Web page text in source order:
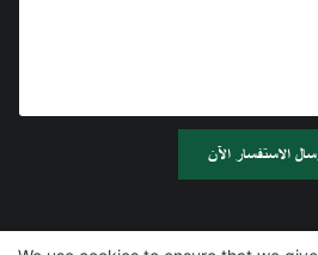
الاستفسار الآن